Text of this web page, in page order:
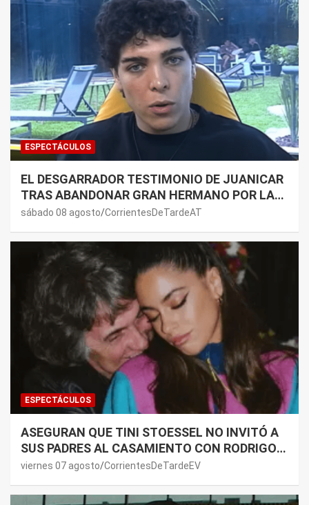
ESPECTÁCULOS
EL DESGARRADOR TESTIMONIO DE JUANICAR
TRAS ABANDONAR GRAN HERMANO POR LA
SALUD DE SU MAMÁ.
sábado 08 agosto CorrientesDeTardeAT
ESPECTÁCULOS
ASEGURAN QUE TINI STOESSEL NO INVITÓ A
SUS PADRES AL CASAMIENTO CON RODRIGO
DE PAUL: LOS MOTIVOS
viernes 07 agosto CorrientesDeTardeEV